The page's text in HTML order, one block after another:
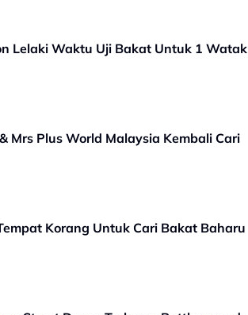
Lelaki Waktu Uji Bakat Untuk 1 Watak
Mrs Plus World Malaysia Kembali Cari
Korang Untuk Cari Bakat Baharu